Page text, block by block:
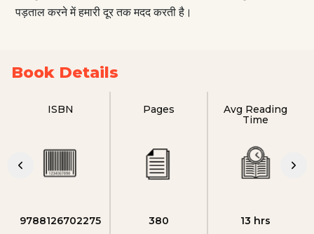
पड़ताल करने में हमारी दूर तक मदद करती है।
Book Details
ISBN
9788126702275
Pages
380
Avg Reading
Time
13 hrs